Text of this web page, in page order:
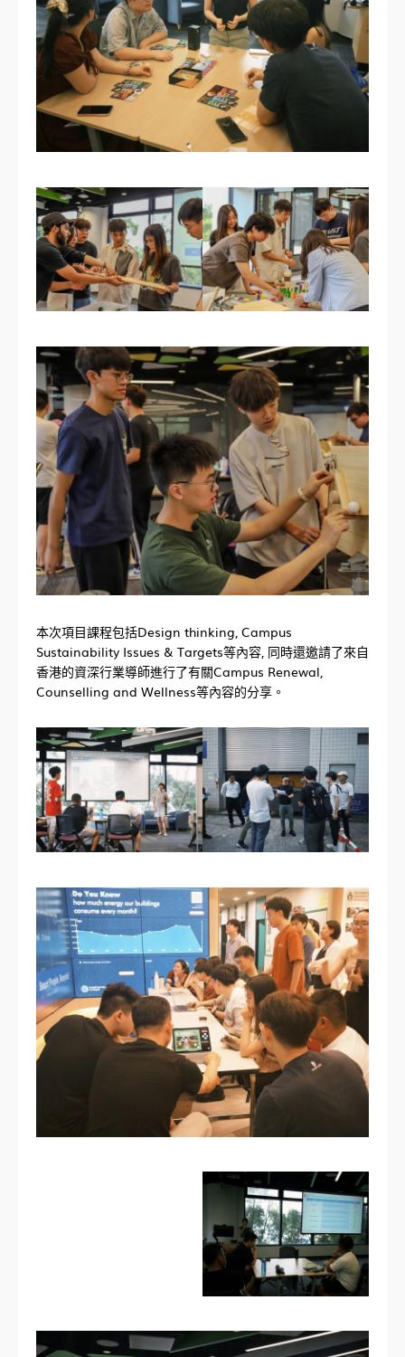
本次項目課程包括Design thinking, Campus
Sustainability Issues & Targets等內容, 同時還邀請了來自
香港的資深行業導師進行了有關Campus Renewal,
Counselling and Wellness等內容的分享。